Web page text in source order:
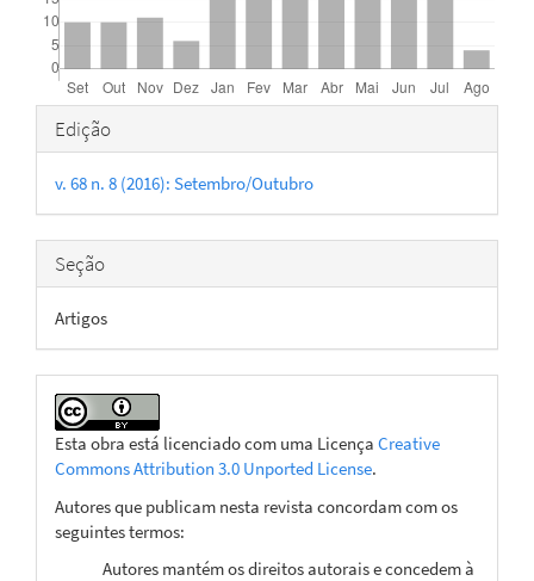
Detalhes
do
artigo
Edição
v. 68 n. 8 (2016): Setembro/Outubro
Seção
Artigos
Esta obra está licenciado com uma Licença Creative
Commons Attribution 3.0 Unported License.
Autores que publicam nesta revista concordam com os
seguintes termos:
Autores mantém os direitos autorais e concedem à